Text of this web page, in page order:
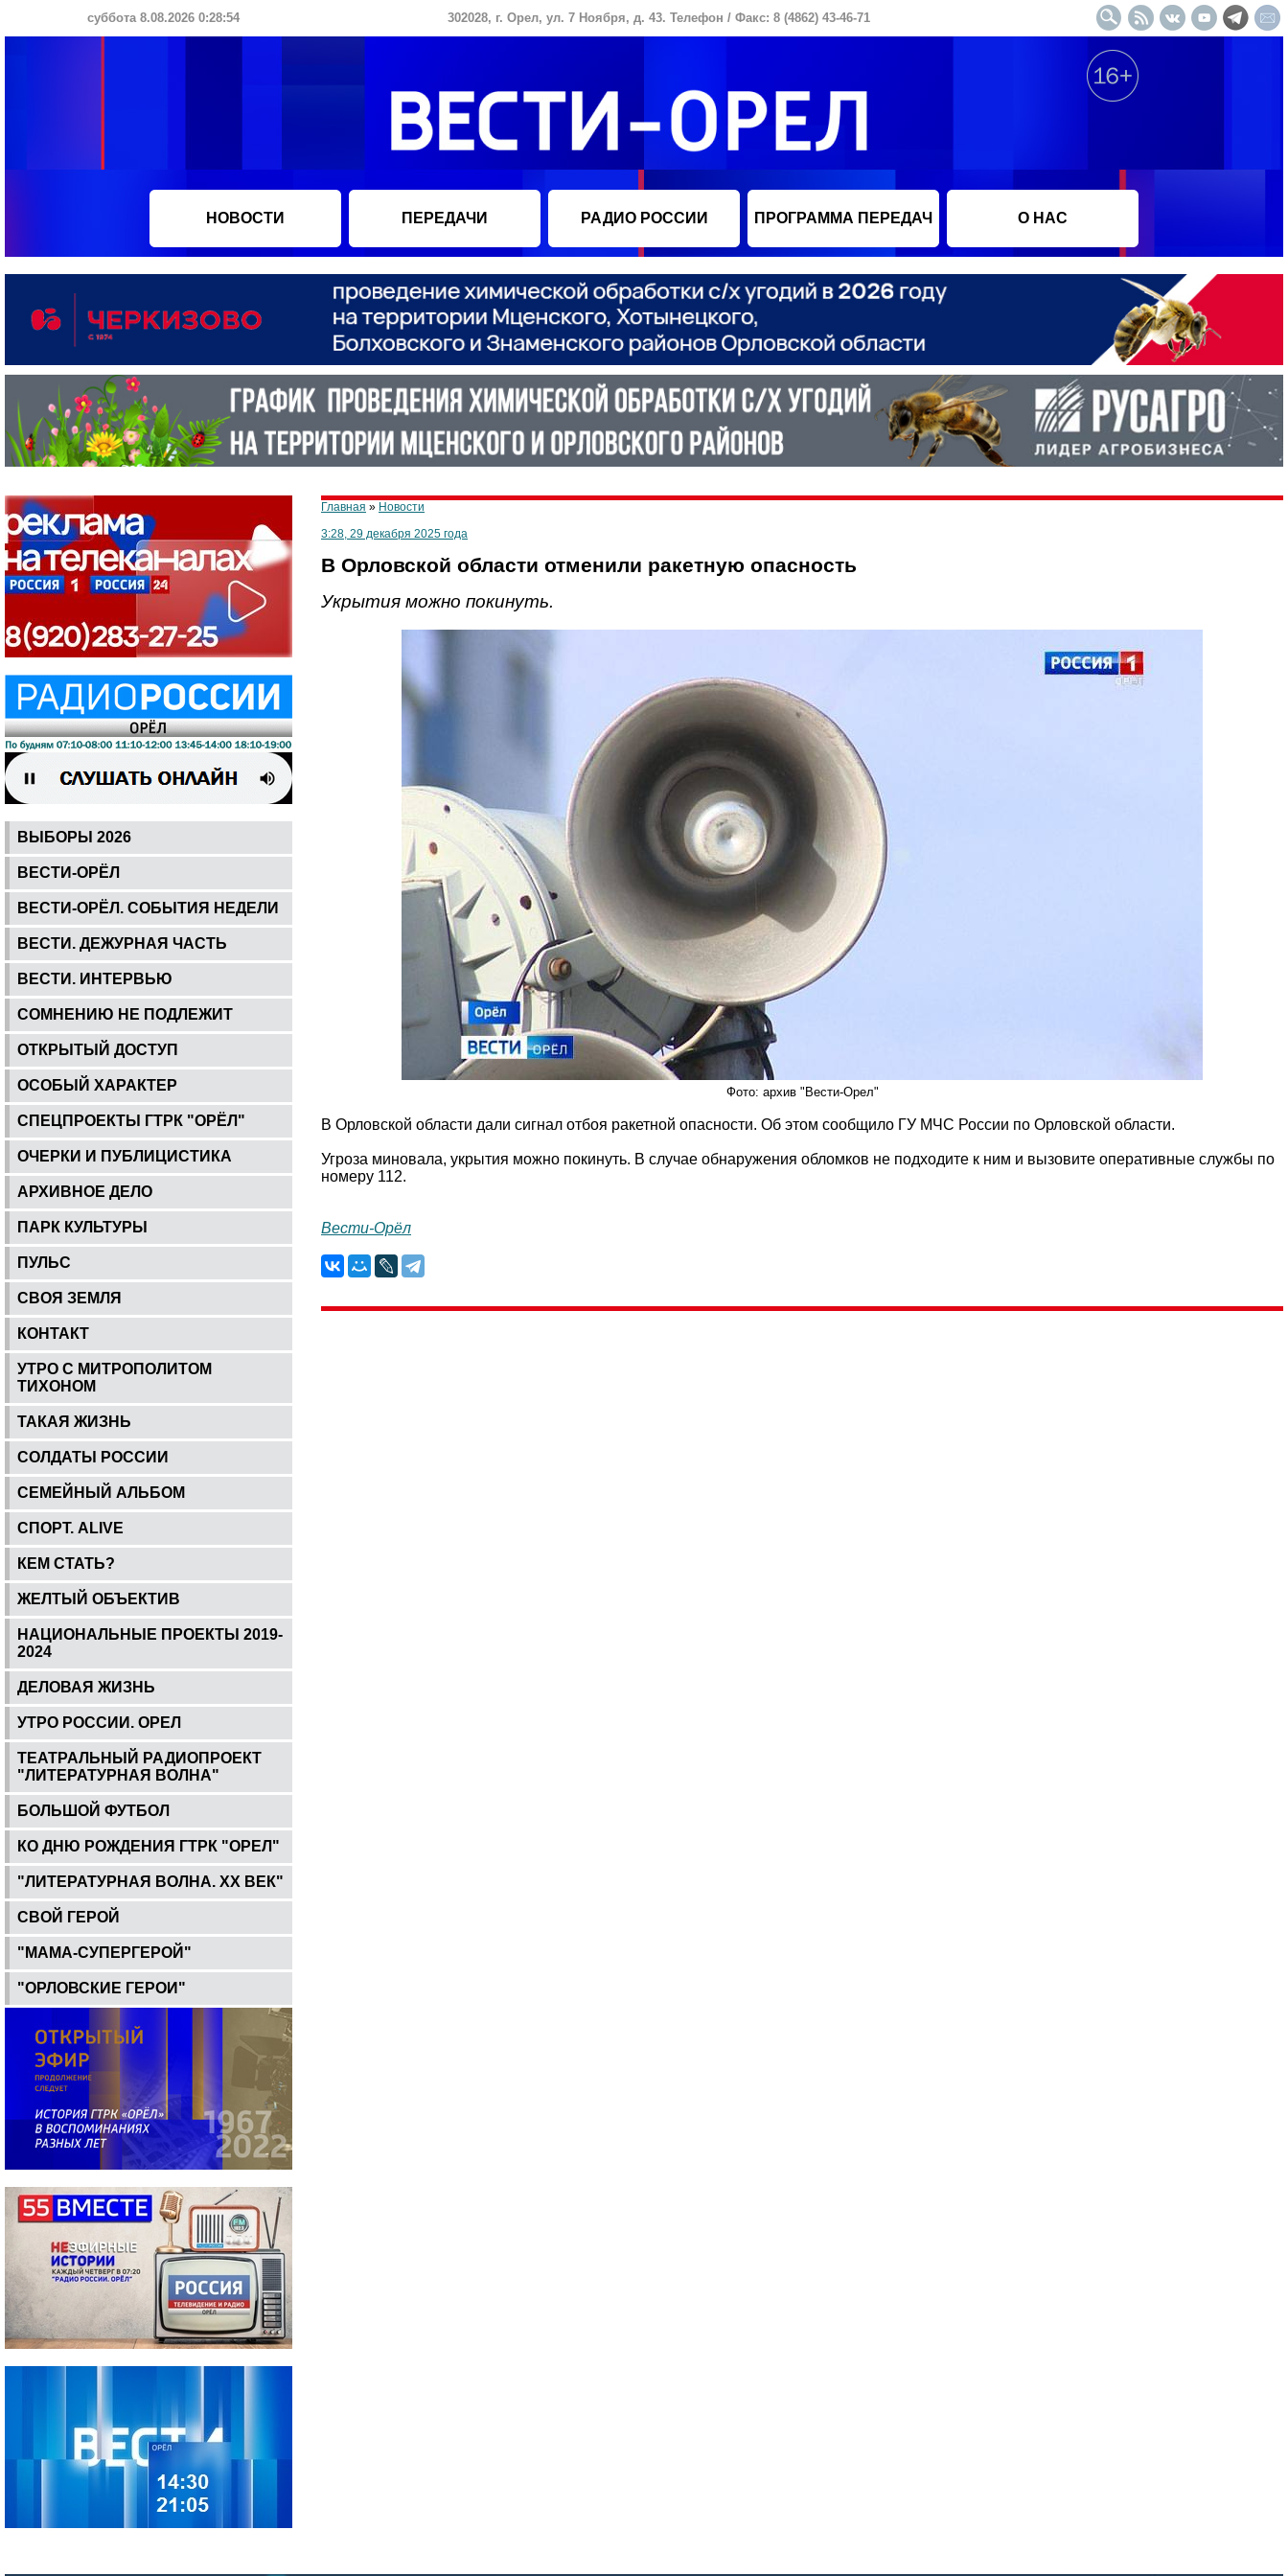
суббота 8.08.2026 0:28:54 302028, г. Орел, ул. 7 Ноября, д. 43. Телефон / Факс: 8 (4862) 43-46-71
НОВОСТИ ПЕРЕДАЧИ РАДИО РОССИИ ПРОГРАММА ПЕРЕДАЧ О НАС
ВЫБОРЫ 2026
ВЕСТИ-ОРЁЛ
ВЕСТИ-ОРЁЛ. СОБЫТИЯ НЕДЕЛИ
ВЕСТИ. ДЕЖУРНАЯ ЧАСТЬ
ВЕСТИ. ИНТЕРВЬЮ
СОМНЕНИЮ НЕ ПОДЛЕЖИТ
ОТКРЫТЫЙ ДОСТУП
ОСОБЫЙ ХАРАКТЕР
СПЕЦПРОЕКТЫ ГТРК "ОРЁЛ"
ОЧЕРКИ И ПУБЛИЦИСТИКА
АРХИВНОЕ ДЕЛО
ПАРК КУЛЬТУРЫ
ПУЛЬС
СВОЯ ЗЕМЛЯ
КОНТАКТ
УТРО С МИТРОПОЛИТОМ
ТИХОНОМ
ТАКАЯ ЖИЗНЬ
СОЛДАТЫ РОССИИ
СЕМЕЙНЫЙ АЛЬБОМ
СПОРТ. ALIVE
КЕМ СТАТЬ?
ЖЕЛТЫЙ ОБЪЕКТИВ
НАЦИОНАЛЬНЫЕ ПРОЕКТЫ 2019-
2024
ДЕЛОВАЯ ЖИЗНЬ
УТРО РОССИИ. ОРЕЛ
ТЕАТРАЛЬНЫЙ РАДИОПРОЕКТ
"ЛИТЕРАТУРНАЯ ВОЛНА"
БОЛЬШОЙ ФУТБОЛ
КО ДНЮ РОЖДЕНИЯ ГТРК "ОРЕЛ"
"ЛИТЕРАТУРНАЯ ВОЛНА. ХХ ВЕК"
СВОЙ ГЕРОЙ
"МАМА-СУПЕРГЕРОЙ"
"ОРЛОВСКИЕ ГЕРОИ"
Главная » Новости
3:28, 29 декабря 2025 года
В Орловской области отменили ракетную опасность
Укрытия можно покинуть.
Фото: архив "Вести-Орел"
В Орловской области дали сигнал отбоя ракетной опасности. Об этом сообщило ГУ МЧС России по Орловской области.
Угроза миновала, укрытия можно покинуть. В случае обнаружения обломков не подходите к ним и вызовите оперативные службы по
номеру 112.
Вести-Орёл